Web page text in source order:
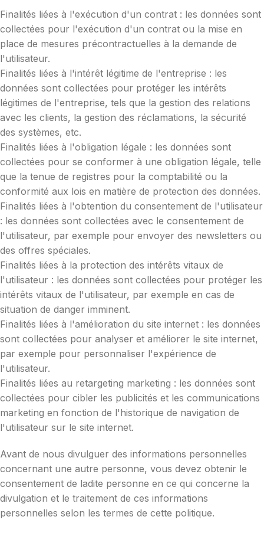
Finalités liées à l'exécution d'un contrat : les données sont
collectées pour l'exécution d'un contrat ou la mise en
place de mesures précontractuelles à la demande de
l'utilisateur.
Finalités liées à l'intérêt légitime de l'entreprise : les
données sont collectées pour protéger les intérêts
légitimes de l'entreprise, tels que la gestion des relations
avec les clients, la gestion des réclamations, la sécurité
des systèmes, etc.
Finalités liées à l'obligation légale : les données sont
collectées pour se conformer à une obligation légale, telle
que la tenue de registres pour la comptabilité ou la
conformité aux lois en matière de protection des données.
Finalités liées à l'obtention du consentement de l'utilisateur
: les données sont collectées avec le consentement de
l'utilisateur, par exemple pour envoyer des newsletters ou
des offres spéciales.
Finalités liées à la protection des intérêts vitaux de
l'utilisateur : les données sont collectées pour protéger les
intérêts vitaux de l'utilisateur, par exemple en cas de
situation de danger imminent.
Finalités liées à l'amélioration du site internet : les données
sont collectées pour analyser et améliorer le site internet,
par exemple pour personnaliser l'expérience de
l'utilisateur.
Finalités liées au retargeting marketing : les données sont
collectées pour cibler les publicités et les communications
marketing en fonction de l'historique de navigation de
l'utilisateur sur le site internet.
Avant de nous divulguer des informations personnelles
concernant une autre personne, vous devez obtenir le
consentement de ladite personne en ce qui concerne la
divulgation et le traitement de ces informations
personnelles selon les termes de cette politique.